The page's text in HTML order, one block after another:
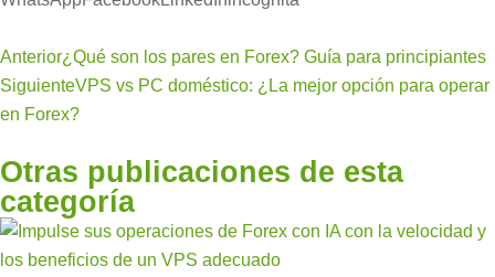
Anterior¿Qué son los pares en Forex? Guía para principiantes
SiguienteVPS vs PC doméstico: ¿La mejor opción para operar
en Forex?
Otras publicaciones de esta
categoría